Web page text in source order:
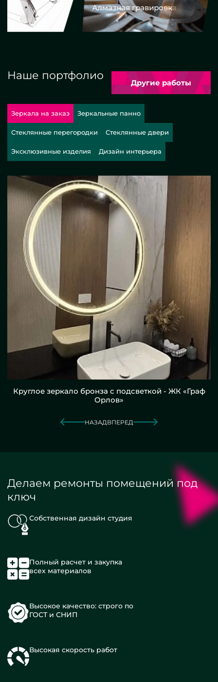
Алмазная гравировка
Наше портфолио
Другие работы
Зеркала на заказ Зеркальные панно
Стеклянные перегородки Стеклянные двери
Эксклюзивные изделия Дизайн интерьера
Круглое зеркало бронза с подсветкой - ЖК «Граф
Орлов»
НАЗАД ВПЕРЕД
Делаем ремонты помещений под
ключ
Собственная дизайн студия
Полный расчет и закупка
всех материалов
Высокое качество: строго по
ГОСТ и СНИП
Высокая скорость работ